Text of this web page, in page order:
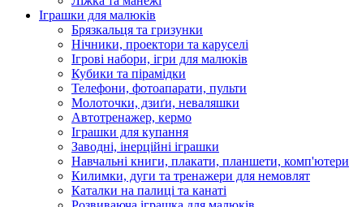
Іграшки для малюків
Брязкальця та гризунки
Нічники, проектори та каруселі
Ігрові набори, ігри для малюків
Кубики та пірамідки
Телефони, фотоапарати, пульти
Молоточки, дзиґи, неваляшки
Автотренажер, кермо
Іграшки для купання
Заводні, інерційні іграшки
Навчальні книги, плакати, планшети, комп'ютери
Килимки, дуги та тренажери для немовлят
Каталки на палиці та канаті